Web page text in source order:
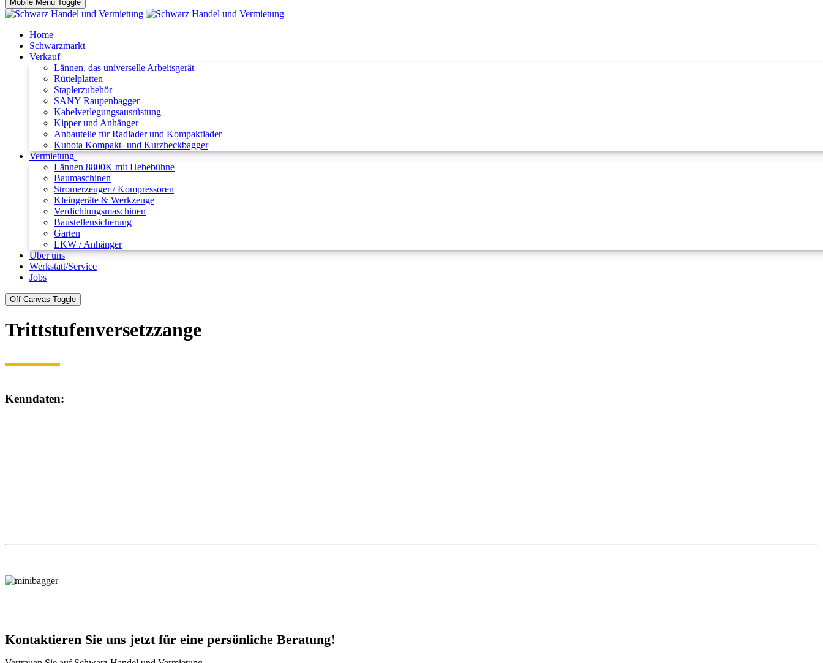
Mobile Menu Toggle
Home
Schwarzmarkt
Verkauf
Lännen, das universelle Arbeitsgerät
Rüttelplatten
Staplerzubehör
SANY Raupenbagger
Kabelverlegungsausrüstung
Kipper und Anhänger
Anbauteile für Radlader und Kompaktlader
Kubota Kompakt- und Kurzheckbagger
Vermietung
Lännen 8800K mit Hebebühne
Baumaschinen
Stromerzeuger / Kompressoren
Kleingeräte & Werkzeuge
Verdichtungsmaschinen
Baustellensicherung
Garten
LKW / Anhänger
Über uns
Werkstatt/Service
Jobs
Off-Canvas Toggle
Trittstufenversetzzange
Kenndaten:
Kontaktieren Sie uns jetzt für eine persönliche Beratung!